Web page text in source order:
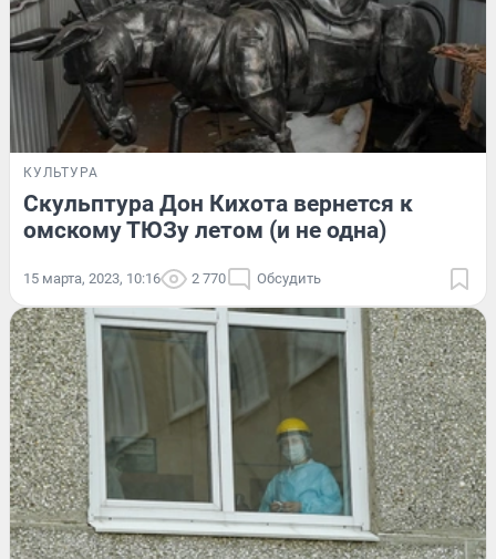
КУЛЬТУРА
Скульптура Дон Кихота вернется к
омскому ТЮЗу летом (и не одна)
15 марта, 2023, 10:16 2 770 Обсудить